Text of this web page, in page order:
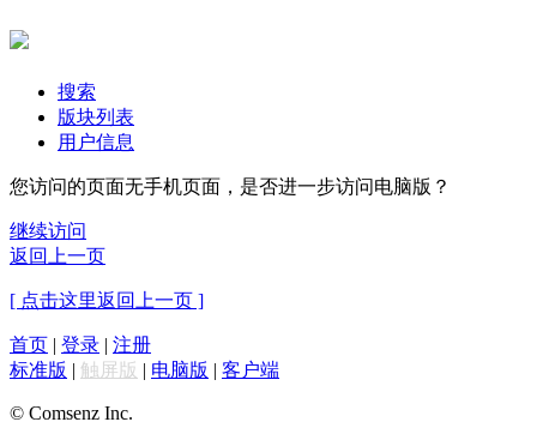
搜索
版块列表
用户信息
您访问的页面无手机页面，是否进一步访问电脑版？
继续访问
返回上一页
[ 点击这里返回上一页 ]
首页 | 登录 | 注册
标准版 | 触屏版 | 电脑版 | 客户端
© Comsenz Inc.